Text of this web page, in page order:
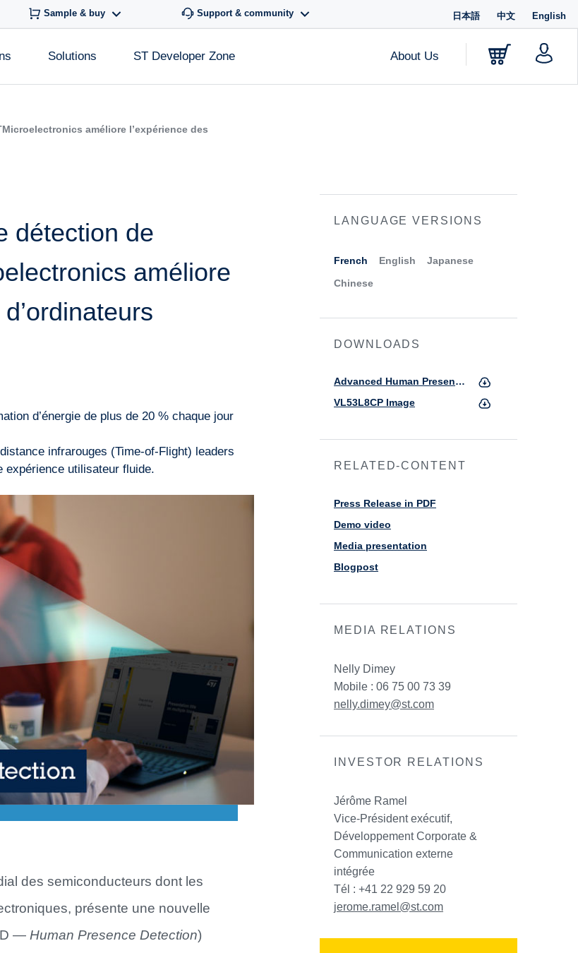
Sample & buy Support & community 日本語 中文 English
Solutions ST Developer Zone About Us
améliore l’expérience des
détection de
améliore
d’énergie de plus de 20 % chaque jour
infrarouges (Time-of-Flight) leaders
expérience utilisateur fluide.
des semiconducteurs dont les
présente une nouvelle
— Human Presence Detection)
LANGUAGE VERSIONS
French English
Japanese
Chinese
DOWNLOADS
Advanced Human Presence Detection
VL53L8CP Image
RELATED-CONTENT
Press Release in PDF
Demo video
Media presentation
Blogpost
MEDIA RELATIONS
Nelly Dimey
Mobile : 06 75 00 73 39
nelly.dimey@st.com
INVESTOR RELATIONS
Jérôme Ramel
Vice-Président exécutif,
Développement Corporate &
Communication externe
intégrée
Tél : +41 22 929 59 20
jerome.ramel@st.com